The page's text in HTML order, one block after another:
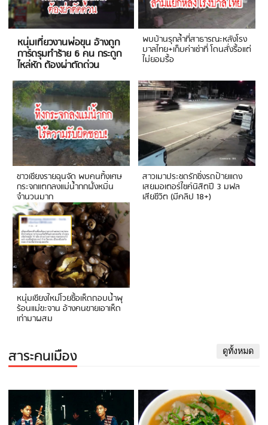
หนุ่มเที่ยวงานพ่อขุน อ้างถูก
การ์ดรุมทำร้าย 6 คน กระดูก
ไหล่หัก ต้องผ่าตัดด่วน
พบบ้านรุกล้ำที่สาธารณะหลังโรง
บาลไทย+เก็บค่าเช่าที่ โดนสั่งรื้อแต่
ไม่ยอมรื้อ
ชาวเชียงรายฉุนจัด พบคนทิ้งเศษ
กระจกแตกลงแม่น้ำกกฝั่งหมิ่น
จำนวนมาก
สาวเมาประชดรักซิ่งรถป้ายแดง
เสยมอเตอร์ไซค์นิสิตปี 3 มฟล
เสียชีวิต (มีคลิป 18+)
หนุ่มเชียงใหม่โวยซื้อเห็ดถอบน้ำพุ
ร้อนแม่ขะจาน อ้างคนขายเอาเห็ด
เก่ามาผสม
สาระคนเมือง ดูทั้งหมด